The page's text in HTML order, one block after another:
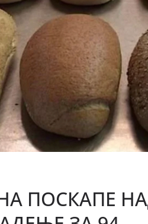
ПОСКАПЕ